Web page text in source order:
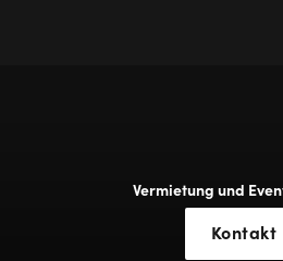
Vermietung und
Kontakt